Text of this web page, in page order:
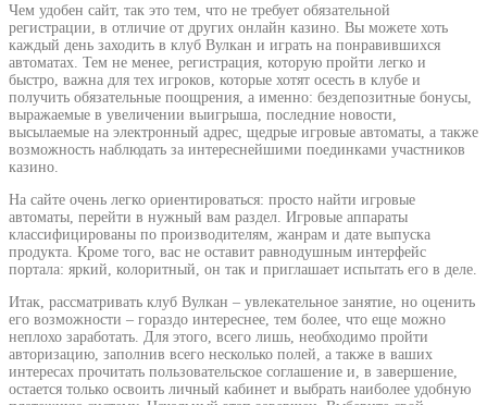
Чем удобен сайт, так это тем, что не требует обязательной
регистрации, в отличие от других онлайн казино. Вы можете хоть
каждый день заходить в клуб Вулкан и играть на понравившихся
автоматах. Тем не менее, регистрация, которую пройти легко и
быстро, важна для тех игроков, которые хотят осесть в клубе и
получить обязательные поощрения, а именно: бездепозитные бонусы,
выражаемые в увеличении выигрыша, последние новости,
высылаемые на электронный адрес, щедрые игровые автоматы, а также
возможность наблюдать за интереснейшими поединками участников
казино.
На сайте очень легко ориентироваться: просто найти игровые
автоматы, перейти в нужный вам раздел. Игровые аппараты
классифицированы по производителям, жанрам и дате выпуска
продукта. Кроме того, вас не оставит равнодушным интерфейс
портала: яркий, колоритный, он так и приглашает испытать его в деле.
Итак, рассматривать клуб Вулкан – увлекательное занятие, но оценить
его возможности – гораздо интереснее, тем более, что еще можно
неплохо заработать. Для этого, всего лишь, необходимо пройти
авторизацию, заполнив всего несколько полей, а также в ваших
интересах прочитать пользовательское соглашение и, в завершение,
остается только освоить личный кабинет и выбрать наиболее удобную